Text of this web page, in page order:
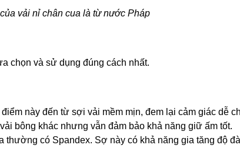
vải nỉ chân cua là từ nước Pháp
chọn và sử dụng đúng cách nhất.
này đến từ sợi vải mềm mịn, đem lại cảm giác dễ
bông khác nhưng vẫn đảm bảo khả năng giữ ấm tốt.
thường có Spandex. Sợ này có khả năng gia tăng độ